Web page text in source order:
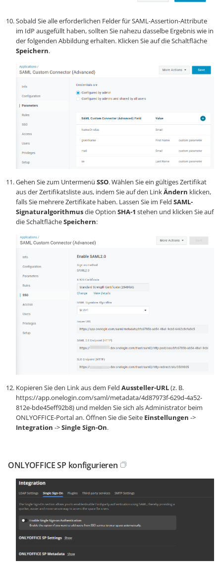
Sobald Sie alle erforderlichen Felder für SAML-Assertion-Attribute
im IdP ausgefüllt haben, sollten Sie nahezu dasselbe Ergebnis wie in
der folgenden Abbildung erhalten. Klicken Sie auf die Schaltfläche
Speichern.
Gehen Sie zum Untermenü SSO. Wählen Sie ein gültiges Zertifikat
aus der Zertifikatsliste aus, indem Sie auf den LinkÄndern klicken,
falls Sie mehrere Zertifikate haben. Lassen Sie im Feld SAML-
Signaturalgorithmusdie Option SHA-1 stehen und klicken Sie auf
die SchaltflächeSpeichern:
Kopieren Sie den Link aus dem Feld Aussteller-URL(z. B.
https://app.onelogin.com/saml/metadata/4d87973f-629d-4a52-
812e-bde45eff92b8) und melden Sie sich als Administrator beim
ONLYOFFICE-Portal an. Öffnen Sie die Seite Einstellungen ->
Integration ->Single Sign-On.
ONLYOFFICE SP konfigurieren